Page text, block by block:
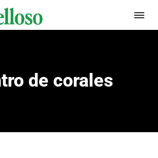
de corales